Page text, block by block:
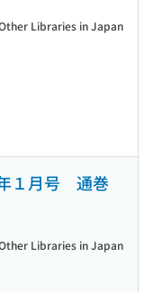
Libraries in Japan
１月号 通巻
Libraries in Japan